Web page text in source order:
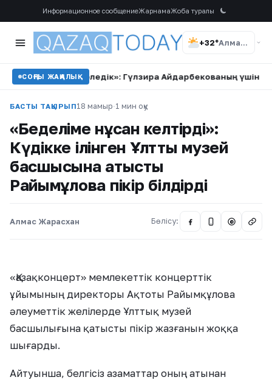
Информационное сообщениеЖарнамаЖоба туралы
+32° Алматы
СОҢҒЫ ЖАҢАЛЫҚ
төледік»: Гүлзира Айдарбекованың үшінші келінін
БАСТЫ ТАҚЫРЫП18 мамыр·1 мин оқу
«Беделіме нұсқан келтірді»:
Күдікке ілінген Ұлттық музей
басшысына қатысты
Райымқұлова пікір білдірді
Алмас Жарасхан Бөлісу: @
«Қазақконцерт» мемлекеттік концерттік
ұйымының директоры Ақтоты Райымқұлова
әлеуметтік желілерде Ұлттық музей
басшылығына қатысты пікір жазғанын жоққа
шығарды.
Айтуынша, белгісіз азаматтар оның атынан